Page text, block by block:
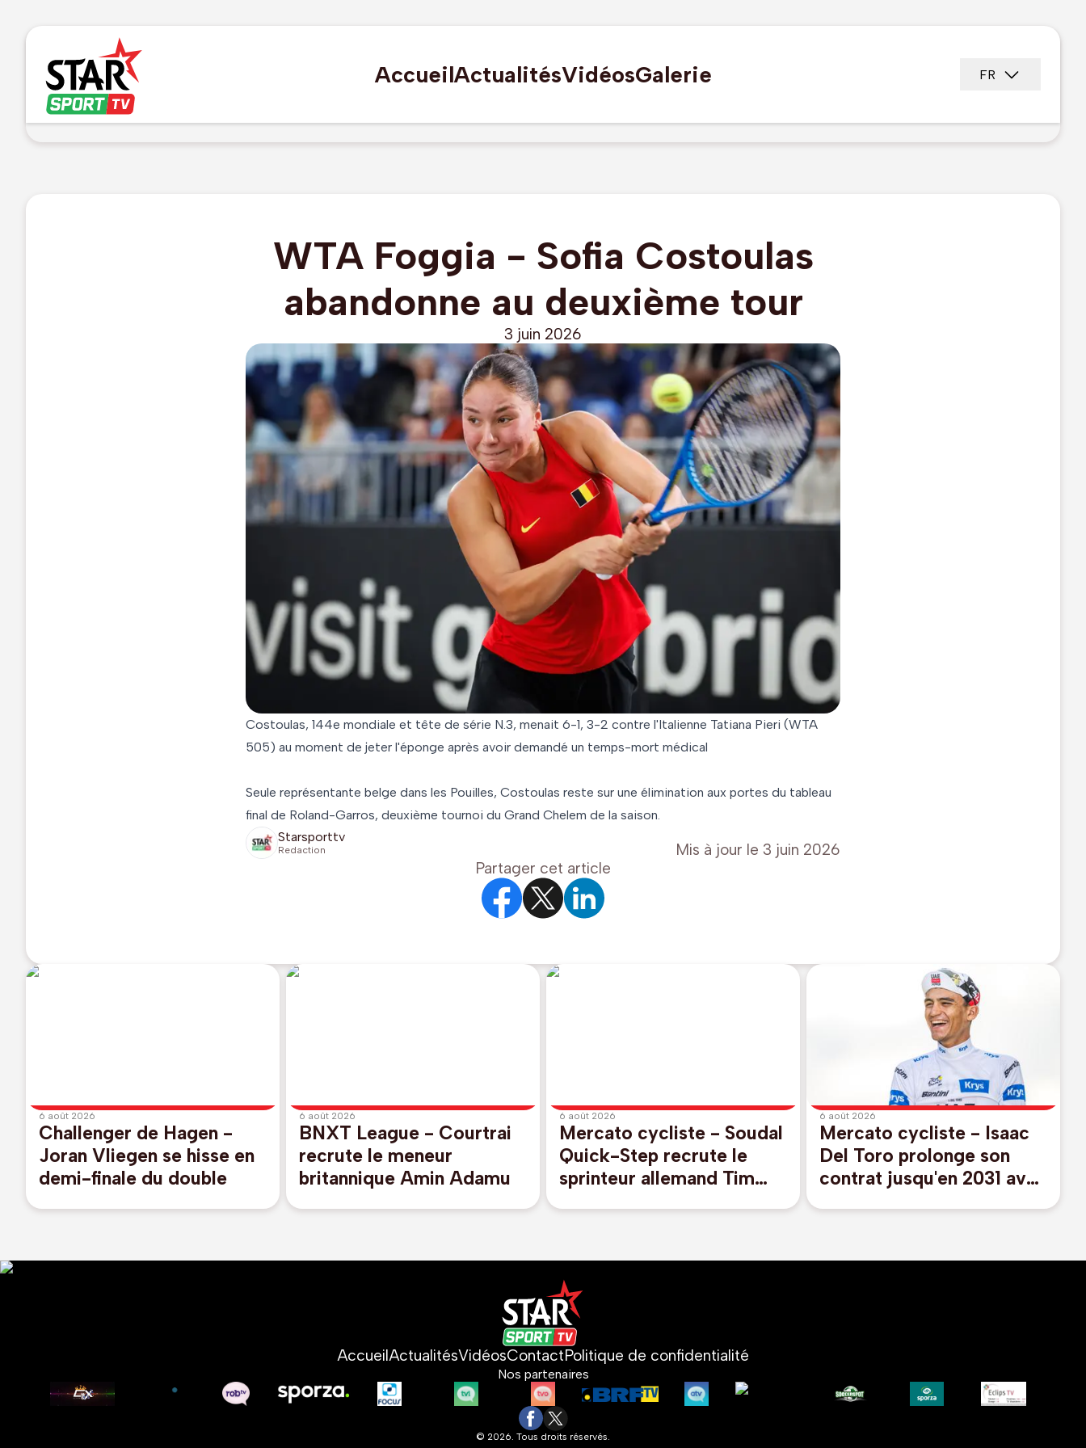
AccueilActualitésVidéosGalerie FR
WTA Foggia - Sofia Costoulas
abandonne au deuxième tour
3 juin 2026
Costoulas, 144e mondiale et tête de série N.3, menait 6-1, 3-2 contre l'Italienne Tatiana Pieri (WTA
505) au moment de jeter l'éponge après avoir demandé un temps-mort médical
Seule représentante belge dans les Pouilles, Costoulas reste sur une élimination aux portes du tableau
final de Roland-Garros, deuxième tournoi du Grand Chelem de la saison.
Starsporttv
Redaction Mis à jour le 3 juin 2026
Partager cet article
6 août 2026
Challenger de Hagen -
Joran Vliegen se hisse en
demi-finale du double
6 août 2026
BNXT League - Courtrai
recrute le meneur
britannique Amin Adamu
6 août 2026
Mercato cycliste - Soudal
Quick-Step recrute le
sprinteur allemand Tim
6 août 2026
Mercato cycliste - Isaac
Del Toro prolonge son
contrat jusqu'en 2031 avec
AccueilActualitésVidéosContactPolitique de confidentialité
Nos partenaires
© 2026. Tous droits réservés.